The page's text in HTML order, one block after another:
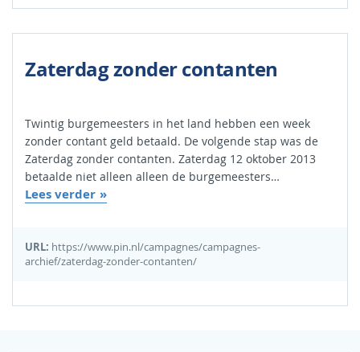
Zaterdag zonder contanten
Twintig burgemeesters in het land hebben een week
zonder contant geld betaald. De volgende stap was de
Zaterdag zonder contanten. Zaterdag 12 oktober 2013
betaalde niet alleen alleen de burgemeesters…
Lees verder
URL: https://www.pin.nl/campagnes/campagnes-
archief/zaterdag-zonder-contanten/